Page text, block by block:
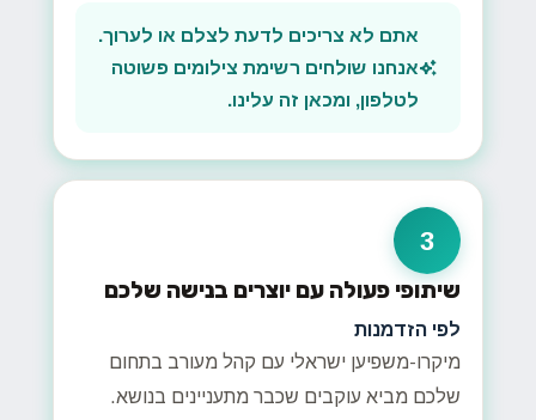
אתם לא צריכים לדעת לצלם או לערוך.
אנחנו שולחים רשימת צילומים פשוטה
לטלפון, ומכאן זה עלינו.
3
שיתופי פעולה עם יוצרים בנישה שלכם
לפי הזדמנות
מיקרו-משפיען ישראלי עם קהל מעורב בתחום
שלכם מביא עוקבים שכבר מתעניינים בנושא.